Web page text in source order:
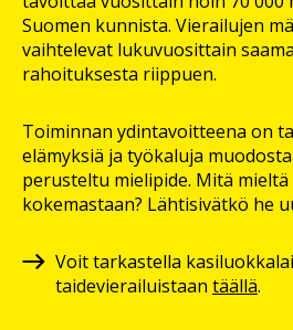
Suomen kunnista. Vierailujen
vaihtelevat lukuvuosittain
rahoituksesta riippuen.
Toiminnan ydintavoitteena on
elämyksiä ja työkaluja
perusteltu mielipide. Mitä
kokemastaan? Lähtisivätkö he
Voit tarkastella
taidevierailuistaan täällä.